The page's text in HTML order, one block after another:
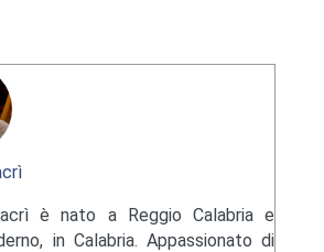
è nato a Reggio Calabria e
in Calabria. Appassionato di